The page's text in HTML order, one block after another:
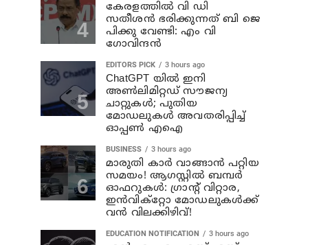
കേരളത്തില്‍ വി ഡി
സതീശന്‍ ഭരിക്കുന്നത് ബി ജെ
പിക്കു വേണ്ടി: എം വി
ഗോവിന്ദന്‍
EDITORS PICK 3 hours ago
ChatGPT യിൽ ഇനി
അൺലിമിറ്റഡ് സൗജന്യ
ചാറ്റുകൾ; പുതിയ
മോഡലുകൾ അവതരിപ്പിച്ച്
ഓപ്പൺ എഐ
BUSINESS 3 hours ago
മാരുതി കാർ വാങ്ങാൻ പറ്റിയ
സമയം! ആഗസ്റ്റിൽ ബമ്പർ
ഓഫറുകൾ: ഗ്രാന്റ് വിറ്റാര,
ഇൻവിക്റ്റോ മോഡലുകൾക്ക്
വൻ വിലക്കിഴിവ്!
EDUCATION NOTIFICATION 3 hours ago